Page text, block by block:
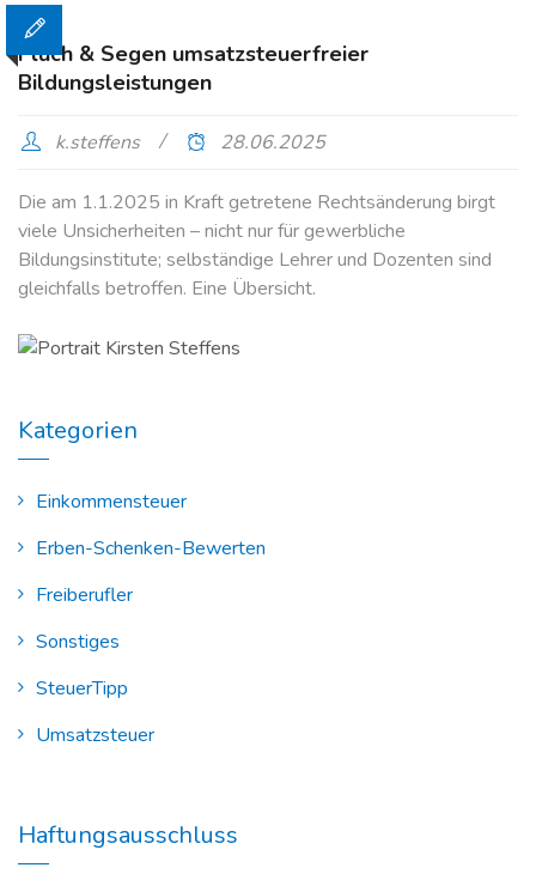
Fluch & Segen umsatzsteuerfreier
Bildungsleistungen
k.steffens 28.06.2025
Die am 1.1.2025 in Kraft getretene Rechtsänderung birgt
viele Unsicherheiten – nicht nur für gewerbliche
Bildungsinstitute; selbständige Lehrer und Dozenten sind
gleichfalls betroffen. Eine Übersicht.
Kategorien
Einkommensteuer
Erben-Schenken-Bewerten
Freiberufler
Sonstiges
SteuerTipp
Umsatzsteuer
Haftungsausschluss